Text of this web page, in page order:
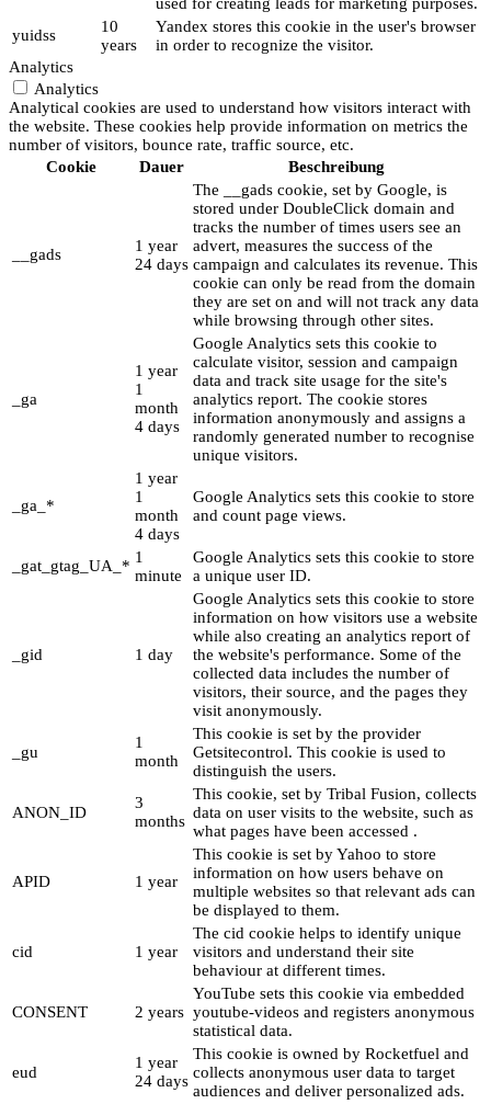
used for creating leads for marketing purposes.
yuidss
10
years
Yandex stores this cookie in the user's browser
in order to recognize the visitor.
Analytics
Analytics
Analytical cookies are used to understand how visitors interact with
the website. These cookies help provide information on metrics the
number of visitors, bounce rate, traffic source, etc.
Cookie
Dauer Beschreibung
__gads
1 year
24 days
The __gads cookie, set by Google, is
stored under DoubleClick domain and
tracks the number of times users see an
advert, measures the success of the
campaign and calculates its revenue. This
cookie can only be read from the domain
they are set on and will not track any data
while browsing through other sites.
_ga
1 year
1
month
4 days
Google Analytics sets this cookie to
calculate visitor, session and campaign
data and track site usage for the site's
analytics report. The cookie stores
information anonymously and assigns a
randomly generated number to recognise
unique visitors.
_ga_*
1 year
1
month
4 days
Google Analytics sets this cookie to store
and count page views.
_gat_gtag_UA_* 1
minute
Google Analytics sets this cookie to store
a unique user ID.
_gid 1 day
Google Analytics sets this cookie to store
information on how visitors use a website
while also creating an analytics report of
the website's performance. Some of the
collected data includes the number of
visitors, their source, and the pages they
visit anonymously.
_gu
1
month
This cookie is set by the provider
Getsitecontrol. This cookie is used to
distinguish the users.
ANON_ID
3
months
This cookie, set by Tribal Fusion, collects
data on user visits to the website, such as
what pages have been accessed .
APID 1 year
This cookie is set by Yahoo to store
information on how users behave on
multiple websites so that relevant ads can
be displayed to them.
cid 1 year
The cid cookie helps to identify unique
visitors and understand their site
behaviour at different times.
CONSENT 2 years
YouTube sets this cookie via embedded
youtube-videos and registers anonymous
statistical data.
eud
1 year
24 days
This cookie is owned by Rocketfuel and
collects anonymous user data to target
audiences and deliver personalized ads.